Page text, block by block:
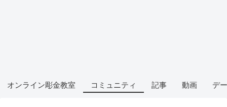
オンライン彫金教室 コミュニティ 記事 動画 デ